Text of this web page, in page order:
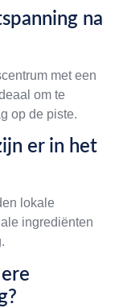
na
met een
om te
op de piste.
er in het
lokale
ingrediënten